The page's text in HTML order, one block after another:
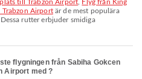
till Trabzon Airport Flyg från King
Airportär de mest populära
rutter erbjuder smidiga
flygningen från Sabiha Gokcen
Airport med ?